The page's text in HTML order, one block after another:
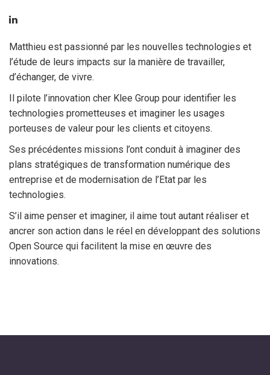
Matthieu est passionné par les nouvelles technologies et
l’étude de leurs impacts sur la manière de travailler,
d’échanger, de vivre.
Il pilote l’innovation cher Klee Group pour identifier les
technologies prometteuses et imaginer les usages
porteuses de valeur pour les clients et citoyens.
Ses précédentes missions l’ont conduit à imaginer des
plans stratégiques de transformation numérique des
entreprise et de modernisation de l’Etat par les
technologies.
S’il aime penser et imaginer, il aime tout autant réaliser et
ancrer son action dans le réel en développant des solutions
Open Source qui facilitent la mise en œuvre des
innovations.